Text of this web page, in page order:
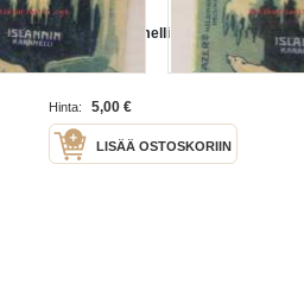
Islannin Karamelli - Karl Fazer -
makeiskääre
Hinta: 5,00 €
LISÄÄ OSTOSKORIIN